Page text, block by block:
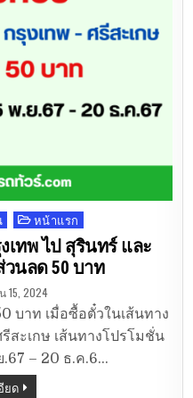
หน้าแรก
เทพ ไป สุรินทร์ และ
วนลด 50 บาท
15, 2024
บาท เมื่อซื้อตั๋วในเส้นทาง
สะเกษ เส้นทางโปรโมชั่น
.67 – 20 ธ.ค.6…
ยด